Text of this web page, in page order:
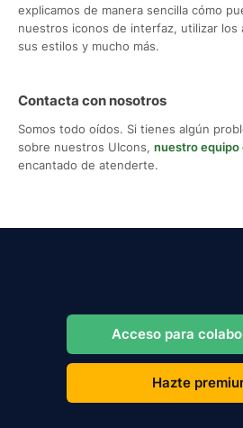
explicamos de manera sencilla cómo
nuestros iconos de interfaz, utilizar los
sus estilos y mucho más.
Contacta con nosotros
Somos todo oídos. Si tienes algún
sobre nuestros UIcons, nuestro equipo
encantado de atenderte.
Acceso para
Hazte